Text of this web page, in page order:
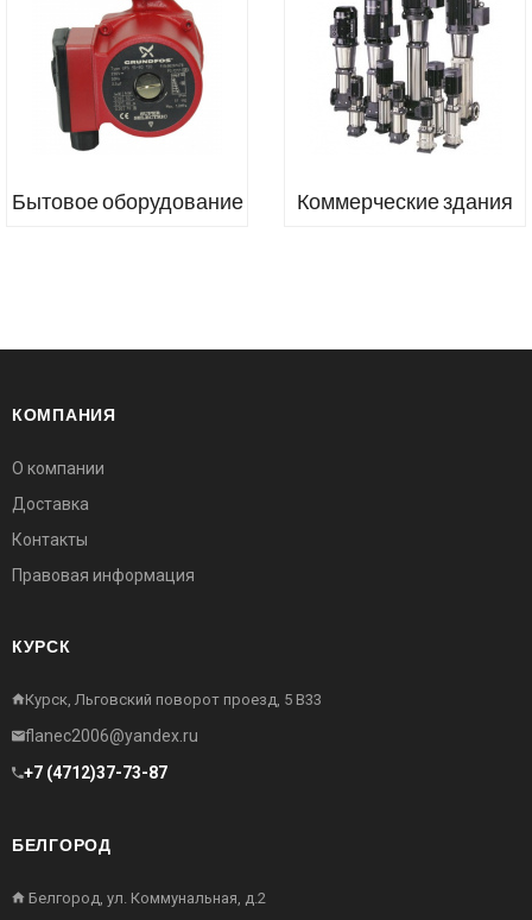
Бытовое оборудование Коммерческие здания
КОМПАНИЯ
О компании
Доставка
Контакты
Правовая информация
КУРСК
Курск, Льговский поворот проезд, 5 В33
flanec2006@yandex.ru
+7 (4712)37-73-87
БЕЛГОРОД
Белгород, ул. Коммунальная, д.2